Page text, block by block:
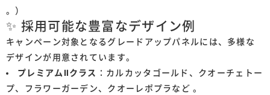
。）
✨ 採用可能な豊富なデザイン例
キャンペーン対象となるグレードアップパネルには、多様な
デザインが用意されています。
プレミアムⅡクラス
：カルカッタゴールド、クオーチェトー
プ、フラワーガーデン、クオーレポプラなど 。